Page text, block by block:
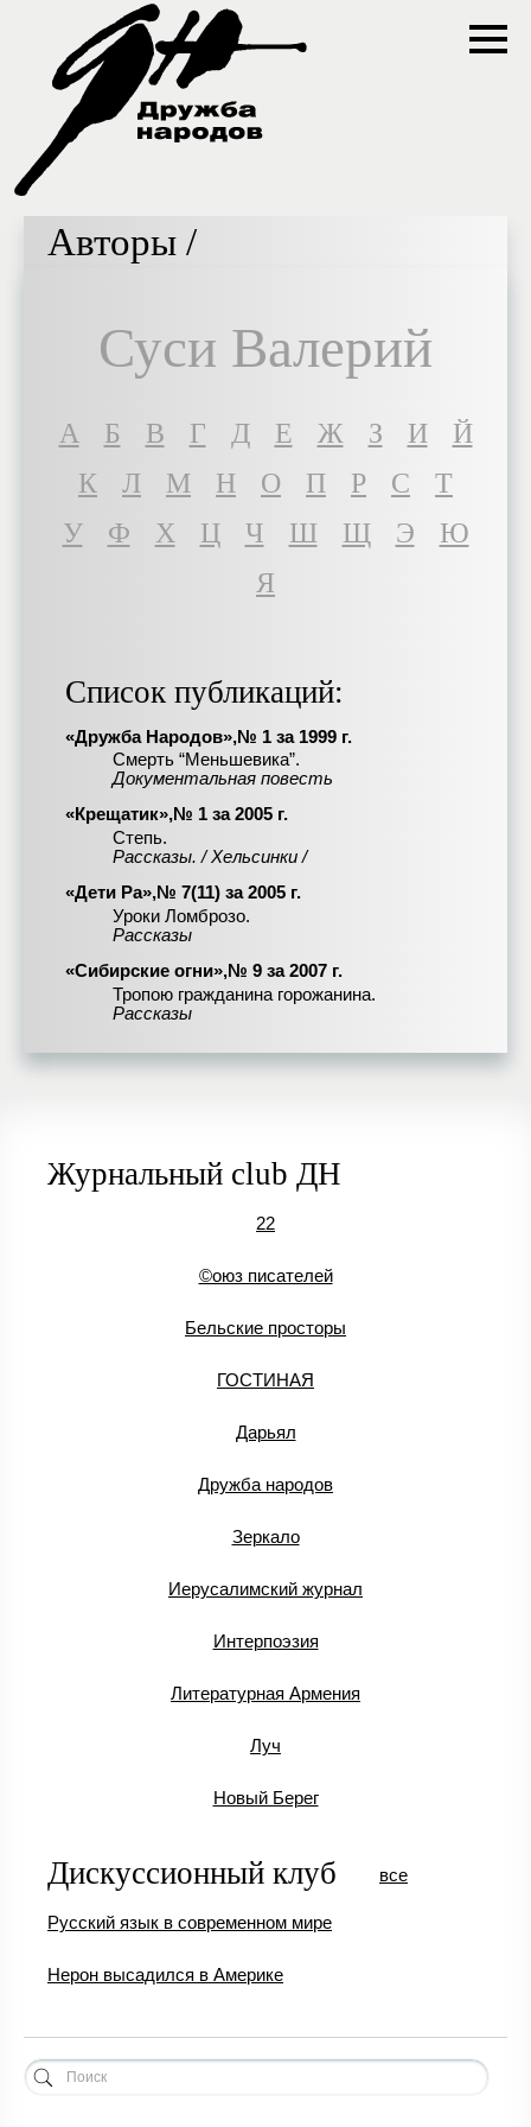
Авторы /
Суси Валерий
A Б В Г Д Е Ж З И
Й
К
Л М Н О П Р С
Т
У
Ф Х Ц Ч Ш Щ Э
Ю
Я
Список публикаций:
«Дружба Народов»,№ 1 за 1999 г.
Смерть “Меньшевика”.
Документальная повесть
«Крещатик»,№ 1 за 2005 г.
Степь.
Рассказы. / Хельсинки /
«Дети Ра»,№ 7(11) за 2005 г.
Уроки Ломброзо.
Рассказы
«Сибирские огни»,№ 9 за 2007 г.
Тропою гражданина горожанина.
Рассказы
Журнальный club ДН
22
©оюз писателей
Бельские просторы
ГОСТИНАЯ
Дарьял
Дружба народов
Зеркало
Иерусалимский журнал
Интерпоэзия
Литературная Армения
Луч
Новый Берег
Дискуссионный клуб
Русский язык в современном мире
Нерон высадился в Америке
все